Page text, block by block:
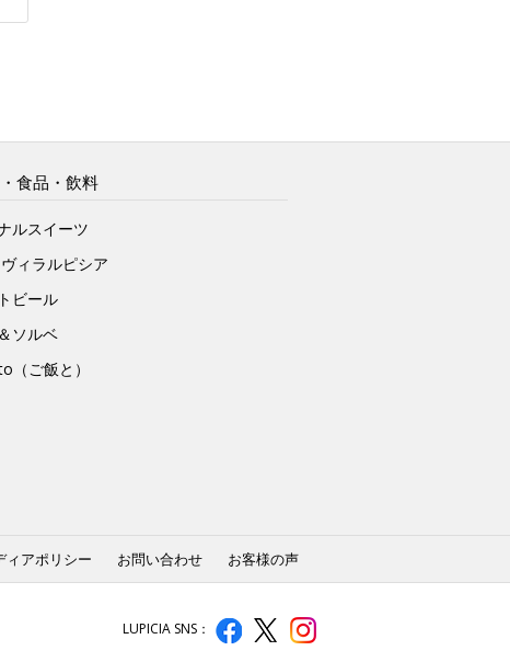
食品・飲料
ルスイーツ
ィラルピシア
ビール
ソルベ
（ご飯と）
ィアポリシー お問い合わせ お客様の声
LUPICIA SNS：